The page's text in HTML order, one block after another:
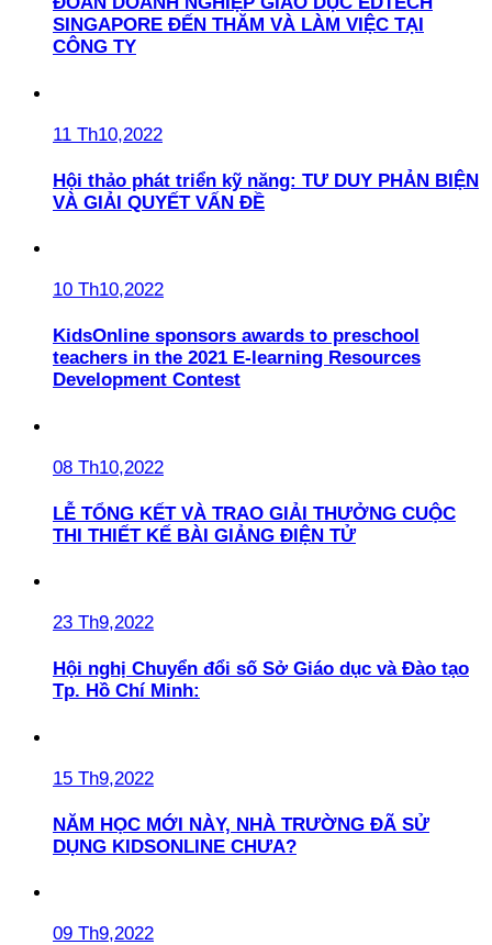
SINGAPORE ĐẾN THĂM VÀ LÀM VIỆC TẠI
CÔNG TY
11 Th10,2022
Hội thảo phát triển kỹ năng: TƯ DUY PHẢN BIỆN
VÀ GIẢI QUYẾT VẤN ĐỀ
10 Th10,2022
KidsOnline sponsors awards to preschool
teachers in the 2021 E-learning Resources
Development Contest
08 Th10,2022
LỄ TỔNG KẾT VÀ TRAO GIẢI THƯỞNG CUỘC
THI THIẾT KẾ BÀI GIẢNG ĐIỆN TỬ
23 Th9,2022
Hội nghị Chuyển đổi số Sở Giáo dục và Đào tạo
Tp. Hồ Chí Minh:
15 Th9,2022
NĂM HỌC MỚI NÀY, NHÀ TRƯỜNG ĐÃ SỬ
DỤNG KIDSONLINE CHƯA?
09 Th9,2022